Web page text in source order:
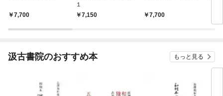
7,700
１
7,150
7,700
汲古書院のおすすめ本 もっと見る